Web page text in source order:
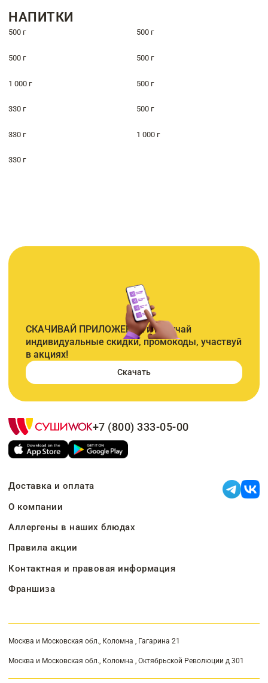
НАПИТКИ
500 г 500 г
500 г 500 г
1 000 г 500 г
330 г 500 г
330 г 1 000 г
330 г
СКАЧИВАЙ ПРИЛОЖЕНИЕ и получай
индивидуальные скидки, промокоды, участвуй
в акциях!
Скачать
+7 (800) 333-05-00
Доставка и оплата
О компании
Аллергены в наших блюдах
Правила акции
Контактная и правовая информация
Франшиза
Москва и Московская обл., Коломна , Гагарина 21
Москва и Московская обл., Коломна , Октябрьской Революции д 301